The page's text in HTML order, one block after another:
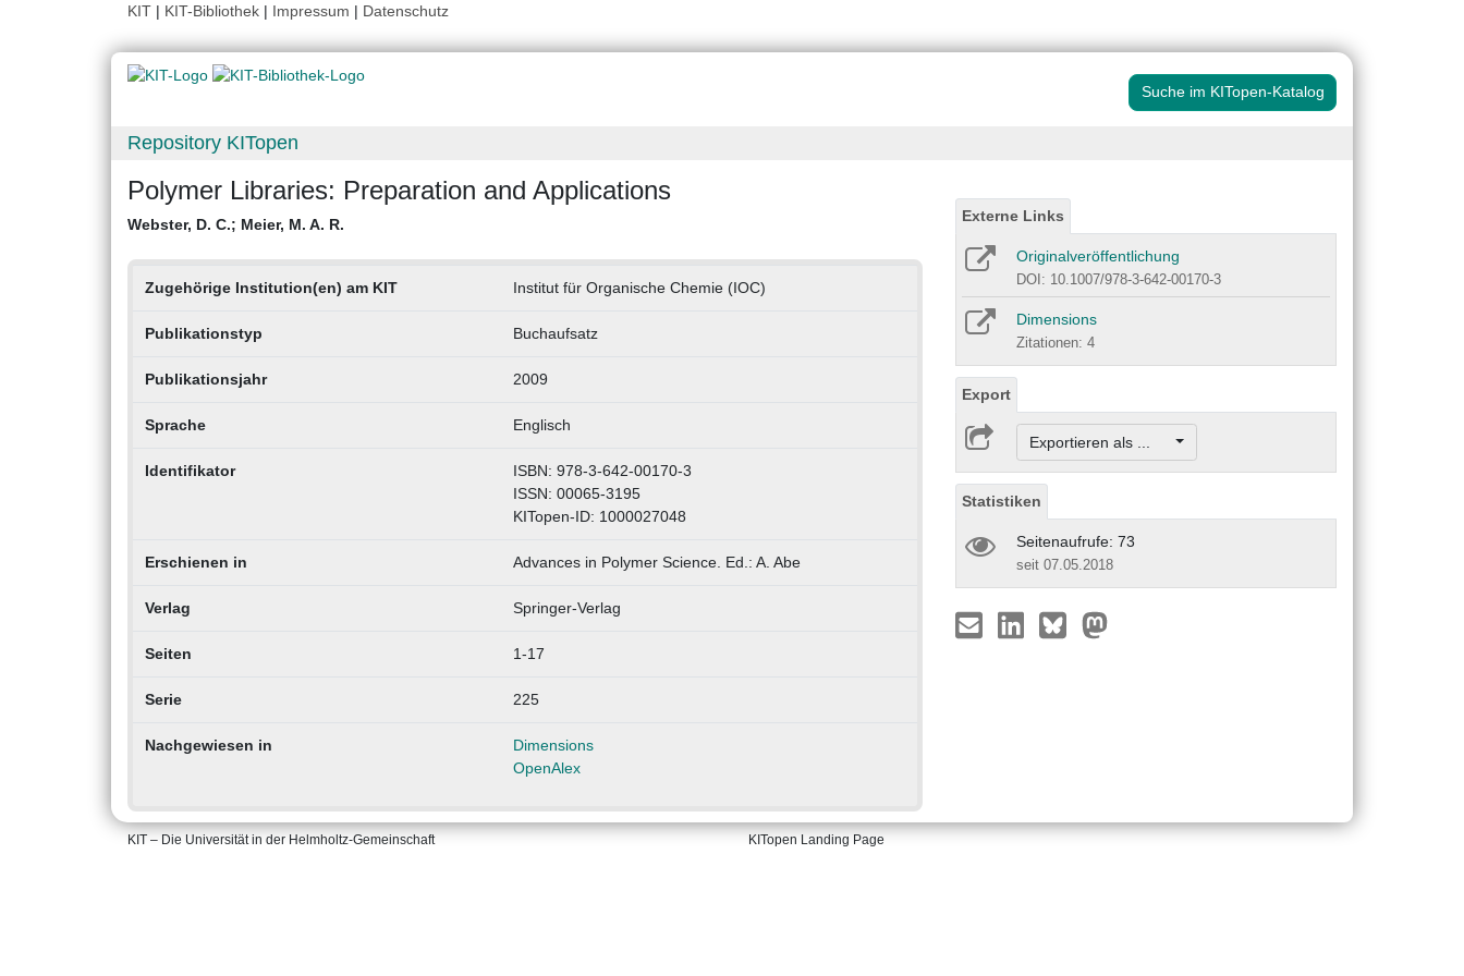
KIT | KIT-Bibliothek | Impressum | Datenschutz
Suche im KITopen-Katalog
Repository KITopen
Polymer Libraries: Preparation and Applications
Webster, D. C.; Meier, M. A. R.
Zugehörige Institution(en) am KIT Institut für Organische Chemie (IOC)
Publikationstyp Buchaufsatz
Publikationsjahr 2009
Sprache Englisch
Identifikator
ISBN: 978-3-642-00170-3
ISSN: 00065-3195
KITopen-ID: 1000027048
Erschienen in Advances in Polymer Science. Ed.: A. Abe
Verlag Springer-Verlag
Seiten 1-17
Serie 225
Nachgewiesen in
Dimensions
OpenAlex
Externe Links
Originalveröffentlichung
DOI: 10.1007/978-3-642-00170-3
Dimensions
Zitationen: 4
Export
Exportieren als ...
Statistiken
Seitenaufrufe: 73
seit 07.05.2018
KIT – Die Universität in der Helmholtz-Gemeinschaft KITopen Landing Page